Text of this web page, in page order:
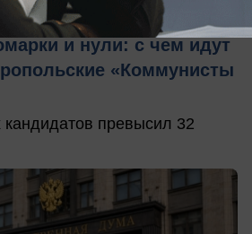
и нули: с чем идут
«Коммунисты
превысил 32